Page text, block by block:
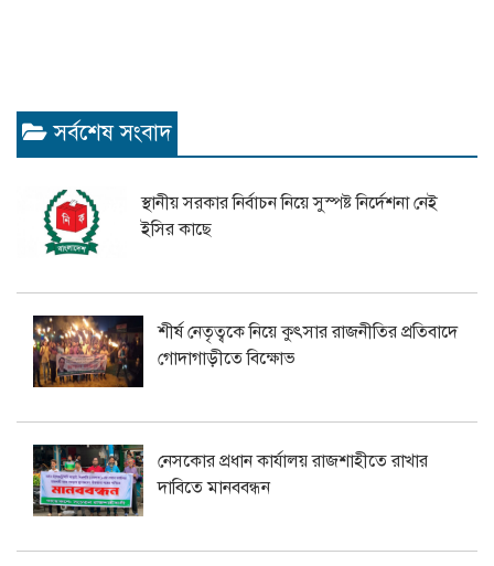
সর্বশেষ সংবাদ
স্থানীয় সরকার নির্বাচন নিয়ে সুস্পষ্ট নির্দেশনা নেই
ইসির কাছে
শীর্ষ নেতৃত্বকে নিয়ে কুৎসার রাজনীতির প্রতিবাদে
গোদাগাড়ীতে বিক্ষোভ
নেসকোর প্রধান কার্যালয় রাজশাহীতে রাখার
দাবিতে মানববন্ধন